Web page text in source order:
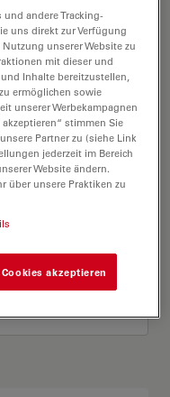
andere Tracking-
uns direkt zur Verfügung
unserer Website zu
mit dieser und
Inhalte bereitzustellen,
ermöglichen sowie
unserer Werbekampagnen
stimmen Sie
Partner zu (siehe Link
jederzeit im Bereich
Website ändern.
über unsere Praktiken zu
akzeptieren